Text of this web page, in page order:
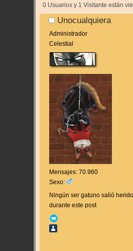
0 Usuarios y 1 Visitante están
Unocualquiera
Administrador
Celestial
Mensajes: 70.960
Sexo:
Ningún ser gatuno salió herido
durante este post